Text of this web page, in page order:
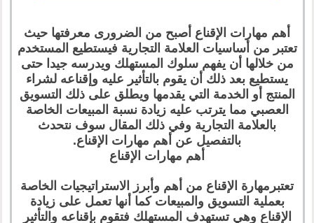
أهم مهارات الإقناع أصبح من الضرورى معرفتها حيث
تعتبر من أساسيات العلامة التجارية فيستطيع المستخدم
من خلالها أن يفهم سلوك المستهلك ويدرسه جيدا حتى
يستطيع بعد ذلك أن يقوم بالتأثير عليه وإقناعه لشراء
المنتج أو الخدمة التي يقدمها ويطلق على ذلك التسويق
العصبي مما يترتب عليه زيادة نسبة المبيعات الخاصة
بالعلامة التجارية وفي ذلك المقال سوف نتحدث
بالتفصيل عن أهم مهارات الإقناع.
أهم مهارات الإقناع
تعتبرمهارة الإقناع من أهم وأبرز الاستراتيجيات الخاصة
بعملية التسويق والمبيعات كما أنها تعمل على زيادة
الإقناع وهي تستهدف المستهلك فتقوم بإقناعه والتأثير